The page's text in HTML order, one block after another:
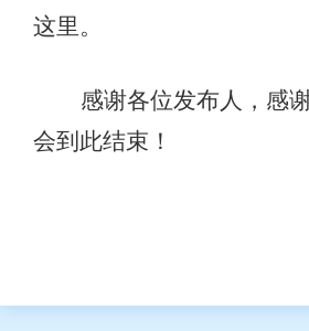
这里。
感谢各位发布人，感
会到此结束！